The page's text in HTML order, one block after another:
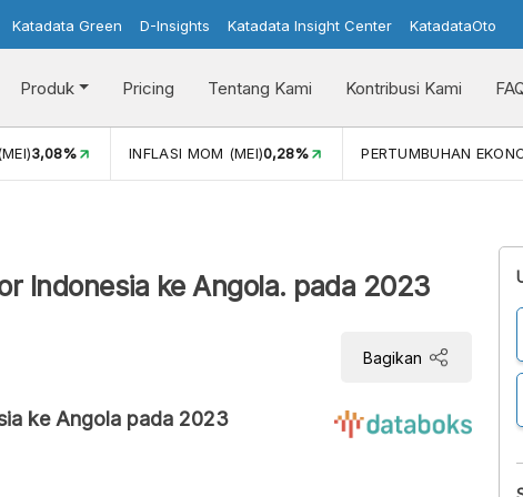
Katadata Green D-Insights Katadata Insight Center KatadataOto
Produk Pricing Tentang Kami Kontribusi Kami
3,08% INFLASI MOM (MEI)0,28% PERTUMBUHAN
Indonesia ke Angola. pada 2023
Bagikan
ke Angola pada 2023